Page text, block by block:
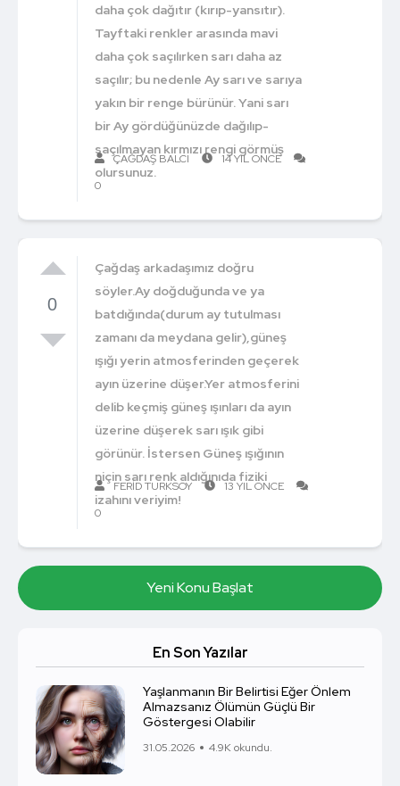
daha çok dağıtır (kırıp-yansıtır).
Tayftaki renkler arasında mavi
daha çok saçılırken sarı daha az
saçılır; bu nedenle Ay sarı ve sarıya
yakın bir renge bürünür. Yani sarı
bir Ay gördüğünüzde dağılıp-
saçılmayan kırmızı rengi görmüş
olursunuz.
ÇAĞDAŞ BALCI
14 YIL ÖNCE
0
0
Çağdaş arkadaşımız doğru
söyler.Ay doğduğunda ve ya
batdığında(durum ay tutulması
zamanı da meydana gelir),güneş
ışığı yerin atmosferinden geçerek
ayın üzerine düşer.Yer atmosferini
delib keçmiş güneş ışınları da ayın
üzerine düşerek sarı ışık gibi
görünür. İstersen Güneş ışığının
niçin sarı renk aldığınıda fiziki
izahını veriyim!
FERID TURKSOY
13 YIL ÖNCE
0
Yeni Konu Başlat
En Son Yazılar
Yaşlanmanın Bir Belirtisi Eğer Önlem
Almazsanız Ölümün Güçlü Bir
Göstergesi Olabilir
31.05.2026 4.9K okundu.